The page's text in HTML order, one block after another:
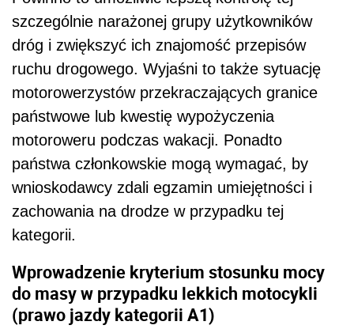
szczególnie narażonej grupy użytkowników
dróg i zwiększyć ich znajomość przepisów
ruchu drogowego. Wyjaśni to także sytuację
motorowerzystów przekraczających granice
państwowe lub kwestię wypożyczenia
motoroweru podczas wakacji. Ponadto
państwa członkowskie mogą wymagać, by
wnioskodawcy zdali egzamin umiejętności i
zachowania na drodze w przypadku tej
kategorii.
Wprowadzenie kryterium stosunku mocy
do masy w przypadku lekkich motocykli
(prawo jazdy kategorii A1)